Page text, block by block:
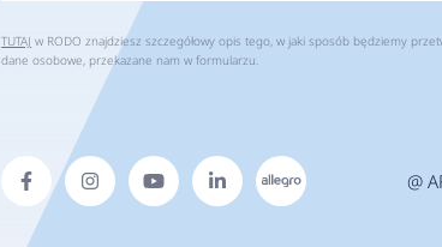
TUTAJ w RODO znajdziesz szczegółowy opis tego, w jaki sposób będziemy
dane osobowe, przekazane nam w formularzu.
@